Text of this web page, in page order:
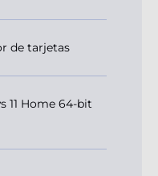
de tarjetas
11 Home 64-bit